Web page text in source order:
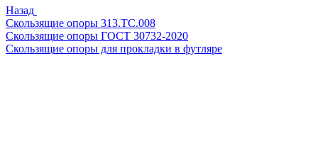
Назад
Скользящие опоры 313.ТС.008
Скользящие опоры ГОСТ 30732-2020
Скользящие опоры для прокладки в футляре